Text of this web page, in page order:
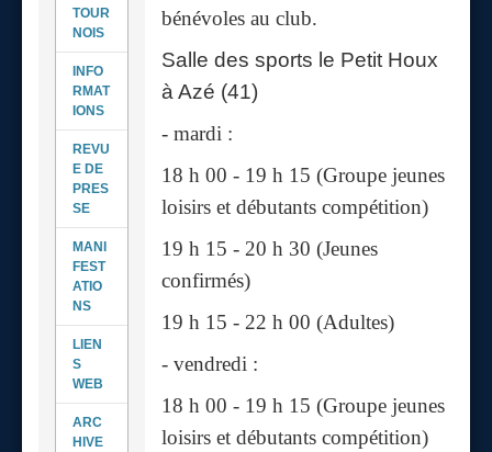
TOUR
NOIS
INFO
RMAT
IONS
REVU
E DE
PRES
SE
MANI
FEST
ATIO
NS
LIEN
S
WEB
ARC
HIVE
bénévoles au club.
Salle des sports le Petit Houx
à Azé (41)
- mardi :
18 h 00 - 19 h 15 (Groupe jeunes
loisirs et débutants compétition)
19 h 15 - 20 h 30 (Jeunes
confirmés)
19 h 15 - 22 h 00 (Adultes)
- vendredi :
18 h 00 - 19 h 15 (Groupe jeunes
loisirs et débutants compétition)